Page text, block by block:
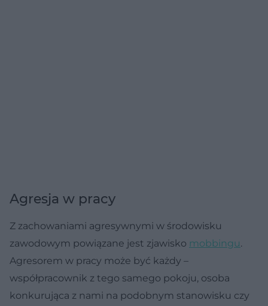
Agresja w pracy
Z zachowaniami agresywnymi w środowisku
zawodowym powiązane jest zjawisko mobbingu.
Agresorem w pracy może być każdy –
współpracownik z tego samego pokoju, osoba
konkurująca z nami na podobnym stanowisku czy